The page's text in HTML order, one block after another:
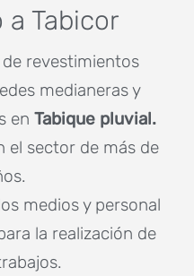
Tabicor
revestimientos
medianeras y
en Tabique pluvial.
el sector de más de
medios y personal
la realización de